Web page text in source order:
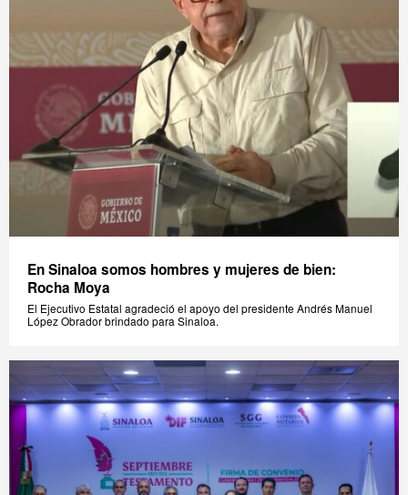
En Sinaloa somos hombres y mujeres de bien:
Rocha Moya
El Ejecutivo Estatal agradeció el apoyo del presidente Andrés Manuel
López Obrador brindado para Sinaloa.